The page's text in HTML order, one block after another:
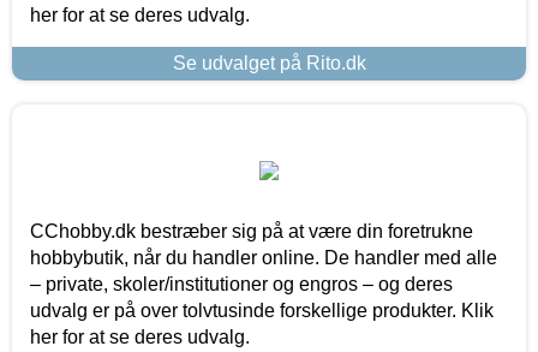
her for at se deres udvalg.
Se udvalget på Rito.dk
CChobby.dk bestræber sig på at være din foretrukne
hobbybutik, når du handler online. De handler med alle
– private, skoler/institutioner og engros – og deres
udvalg er på over tolvtusinde forskellige produkter. Klik
her for at se deres udvalg.